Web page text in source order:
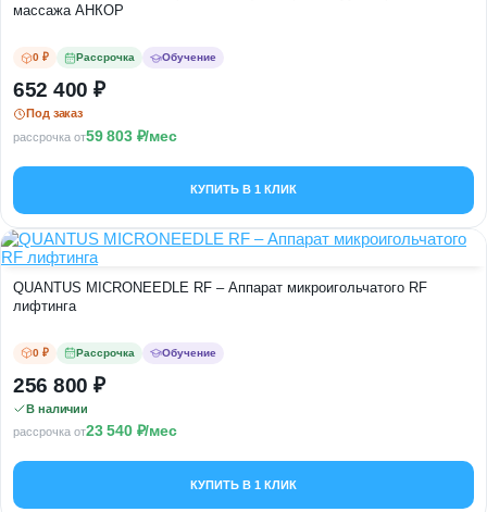
массажа АНКОР
0 ₽ Рассрочка Обучение
652 400
Под заказ
рассрочка от59 803 /мес
КУПИТЬ В 1 КЛИК
QUANTUS MICRONEEDLE RF – Аппарат микроигольчатого RF
лифтинга
0 ₽ Рассрочка Обучение
256 800
В наличии
рассрочка от23 540 /мес
КУПИТЬ В 1 КЛИК